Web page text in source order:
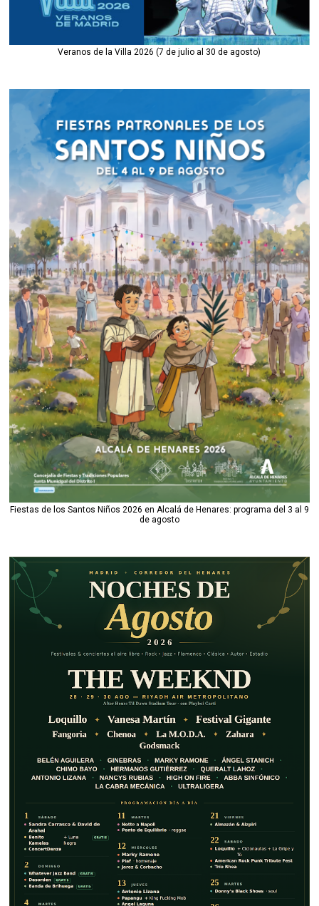
Veranos de la Villa 2026 (7 de julio al 30 de agosto)
Fiestas de los Santos Niños 2026 en Alcalá de Henares: programa del 3 al 9
de agosto